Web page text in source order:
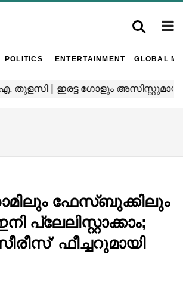
POLITICS ENTERTAINMENT GLOBAL
ഫേസ്ബുക്കിലും
പ്ലേലിസ്റ്റാക്കാം;
ഫീച്ചറുമായി